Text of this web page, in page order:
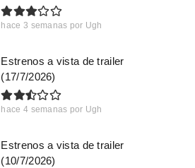
hace 3 semanas por Ugh
Estrenos a vista de trailer
(17/7/2026)
hace 4 semanas por Ugh
Estrenos a vista de trailer
(10/7/2026)